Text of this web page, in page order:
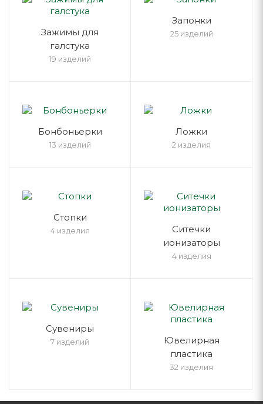
Зажимы для
галстука
19 изделий
Запонки
25 изделий
Бонбоньерки
13 изделий
Ложки
2 изделия
Стопки
4 изделия
Ситечки
ионизаторы
4 изделия
Cувениры
7 изделий
Ювелирная
пластика
32 изделия